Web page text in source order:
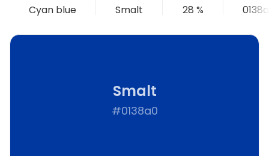
Cyan blue Smalt 28 %
Smalt
#0138a0